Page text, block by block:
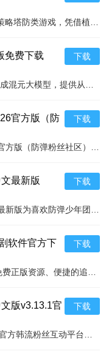
免费下载
下载
官方版（防
新版
下载
最新版
下载
软件官方下
下载
版v3.13.1官
下载